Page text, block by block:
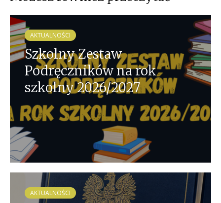
AKTUALNOŚCI
Szkolny Zestaw
Podręczników na rok
szkolny 2026/2027
AKTUALNOŚCI